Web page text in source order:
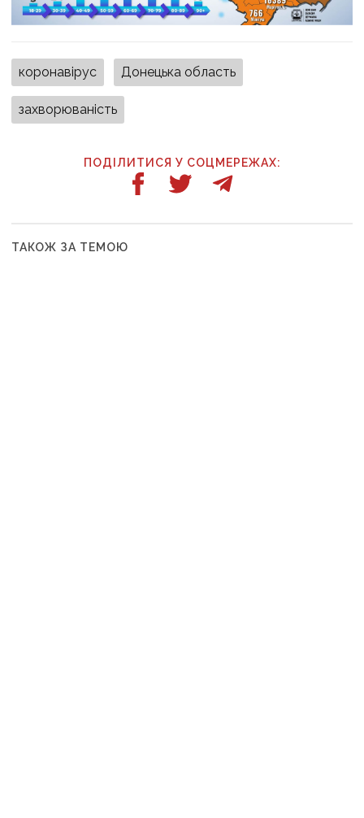
коронавірус Донецька область
захворюваність
ПОДІЛИТИСЯ У СОЦМЕРЕЖАХ:
ТАКОЖ ЗА ТЕМОЮ